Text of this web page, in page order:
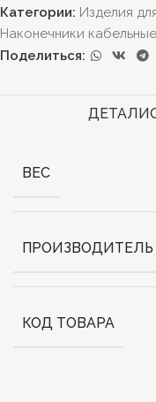
Категории: Изделия
Наконечники кабельные
Поделиться:
ДЕТАЛИ
ВЕС
ПРОИЗВОДИТЕЛЬ
КОД ТОВАРА